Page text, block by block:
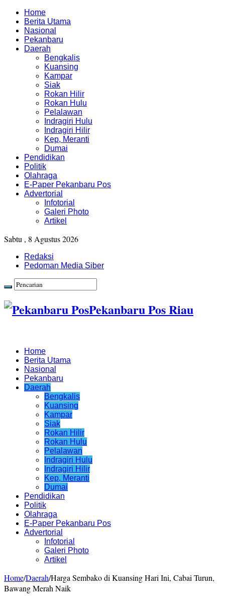
Home
Berita Utama
Nasional
Pekanbaru
Daerah
Bengkalis
Kuansing
Kampar
Siak
Rokan Hilir
Rokan Hulu
Pelalawan
Indragiri Hulu
Indragiri Hilir
Kep, Meranti
Dumai
Pendidikan
Politik
Olahraga
E-Paper Pekanbaru Pos
Advertorial
Infotorial
Galeri Photo
Artikel
Sabtu , 8 Agustus 2026
Redaksi
Pedoman Media Siber
Pekanbaru Pos Riau
Home
Berita Utama
Nasional
Pekanbaru
Daerah
Bengkalis
Kuansing
Kampar
Siak
Rokan Hilir
Rokan Hulu
Pelalawan
Indragiri Hulu
Indragiri Hilir
Kep, Meranti
Dumai
Pendidikan
Politik
Olahraga
E-Paper Pekanbaru Pos
Advertorial
Infotorial
Galeri Photo
Artikel
Home/Daerah/Harga Sembako di Kuansing Hari Ini, Cabai Turun,
Bawang Merah Naik